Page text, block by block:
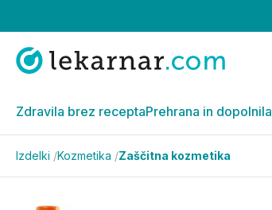
Zdravila brez receptaPrehrana in dopolnila
Izdelki /Kozmetika /Zaščitna kozmetika